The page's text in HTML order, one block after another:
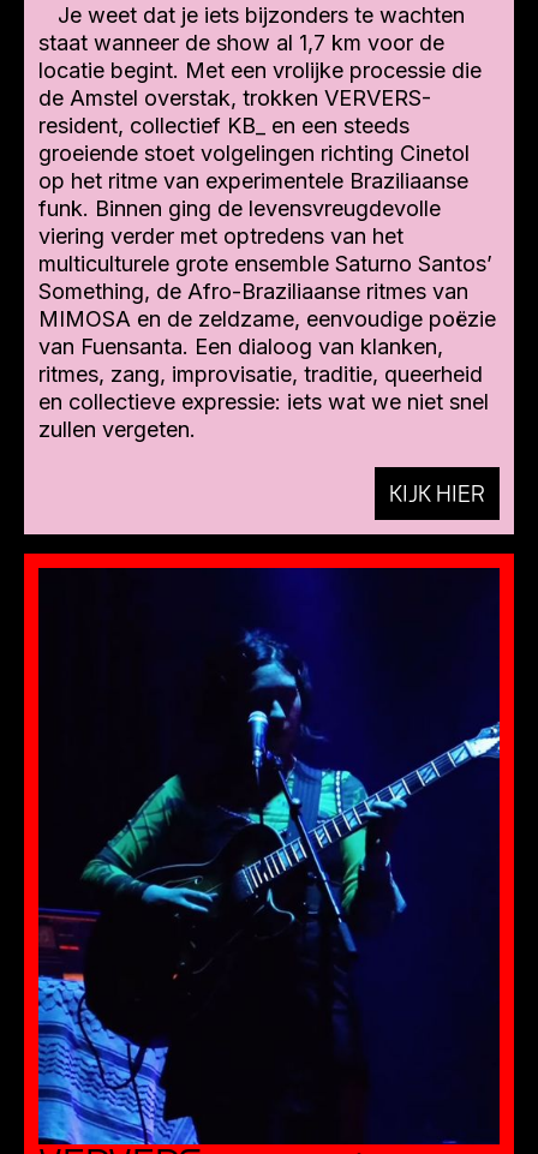
Je weet dat je iets bijzonders te wachten
staat wanneer de show al 1,7 km voor de
locatie begint. Met een vrolijke processie die
de Amstel overstak, trokken VERVERS-
resident, collectief KB_ en een steeds
groeiende stoet volgelingen richting Cinetol
op het ritme van experimentele Braziliaanse
funk. Binnen ging de levensvreugdevolle
viering verder met optredens van het
multiculturele grote ensemble Saturno Santos’
Something, de Afro-Braziliaanse ritmes van
MIMOSA en de zeldzame, eenvoudige poëzie
van Fuensanta. Een dialoog van klanken,
ritmes, zang, improvisatie, traditie, queerheid
en collectieve expressie: iets wat we niet snel
zullen vergeten.
KIJK HIER